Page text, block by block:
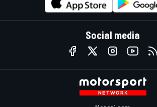
Social media